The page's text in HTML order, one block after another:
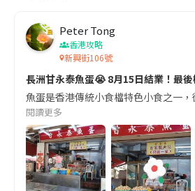
Peter Tong
香港攻略
新興街106號
長洲甘永泰魚蛋😭 8月15日結業！最
魚蛋是香港傳統小食檔特色小食之一
閱讀更多